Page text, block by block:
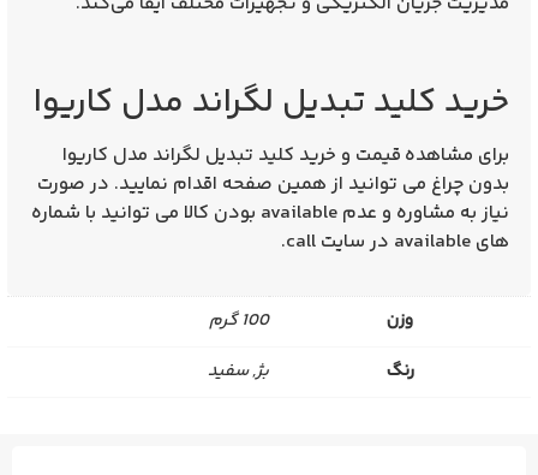
خرید کلید تبدیل لگراند مدل کاریوا
برای مشاهده قیمت و خرید کلید تبدیل لگراند مدل کاریوا
بدون چراغ می توانید از همین صفحه اقدام نمایید. در صورت
نیاز به مشاوره و عدم available بودن کالا می توانید با شماره
های available در سایت call.
وزن
100 گرم
رنگ
بژ, سفید